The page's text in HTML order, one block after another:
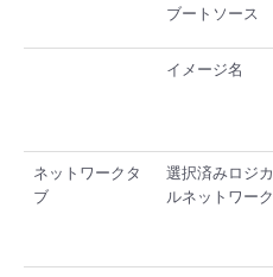
ブートソース
イメージ名
ネットワークタ
ブ
選択済みロジカ
ルネットワーク